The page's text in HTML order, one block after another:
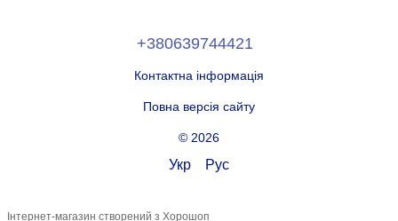
+380639744421
Контактна інформація
Повна версія сайту
© 2026
Укр Рус
Інтернет-магазин створений з Хорошоп